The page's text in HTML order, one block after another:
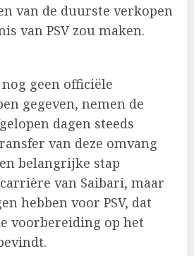
van de duurste verkopen
van PSV zou maken.
geen officiële
gegeven, nemen de
dagen steeds
van deze omvang
belangrijke stap
van Saibari, maar
hebben voor PSV, dat
voorbereiding op het